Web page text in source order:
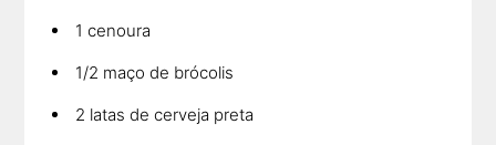
1 cenoura
1/2 maço de brócolis
2 latas de cerveja preta